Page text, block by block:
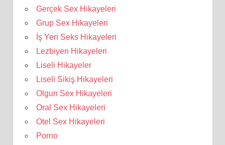
Gerçek Sex Hikayeleri
Grup Sex Hikayeleri
İş Yeri Seks Hikayeleri
Lezbiyen Hikayeleri
Liseli Hikayeler
Liseli Sikiş Hikayeleri
Olgun Sex Hikayeleri
Oral Sex Hikayeleri
Otel Sex Hikayeleri
Porno